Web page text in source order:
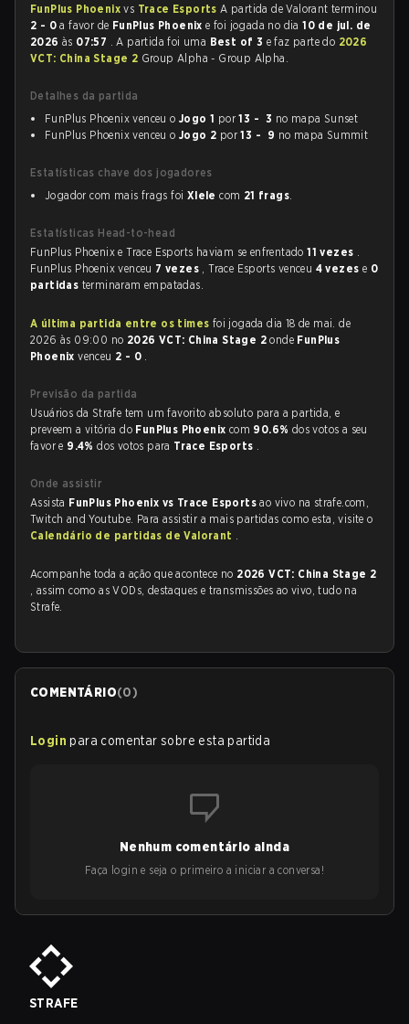
FunPlus Phoenixvs Trace EsportsA partida de Valorant terminou
2 - 0 a favor de FunPlus Phoenixe foi jogada no dia10 de jul. de
2026 às 07:57 . A partida foi uma Best of 3 e faz parte do 2026
VCT: China Stage 2 Group Alpha - Group Alpha.
Detalhes da partida
FunPlus Phoenix venceu o Jogo 1 por13 - 3 no mapa Sunset
FunPlus Phoenix venceu o Jogo 2 por13 - 9 no mapa Summit
Estatísticas chave dos jogadores
Jogador com mais frags foi Xlele com 21 frags.
Estatísticas Head-to-head
FunPlus Phoenix e Trace Esports haviam se enfrentado11 vezes .
FunPlus Phoenix venceu 7 vezes , Trace Esports venceu 4 vezes e 0
partidas terminaram empatadas.
A última partida entre os times foi jogada dia 18 de mai. de
2026 às 09:00 no 2026 VCT: China Stage 2onde FunPlus
Phoenixvenceu 2 - 0 .
Previsão da partida
Usuários da Strafe tem um favorito absoluto para a partida, e
preveem a vitória do FunPlus Phoenix com 90.6% dos votos a seu
favor e 9.4%dos votos para Trace Esports .
Onde assistir
Assista FunPlus Phoenix vs Trace Esportsao vivo na strafe.com,
Twitch and Youtube. Para assistir a mais partidas como esta, visite o
Calendário de partidas de Valorant .
Acompanhe toda a ação que acontece no 2026 VCT: China Stage 2
, assim como as VODs, destaques e transmissões ao vivo, tudo na
Strafe.
COMENTÁRIO(0)
Login para comentar sobre esta partida
Nenhum comentário ainda
Faça login e seja o primeiro a iniciar a conversa!
STRAFE